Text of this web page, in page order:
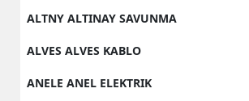
ALTNY ALTINAY SAVUNMA
ALVES ALVES KABLO
ANELE ANEL ELEKTRIK